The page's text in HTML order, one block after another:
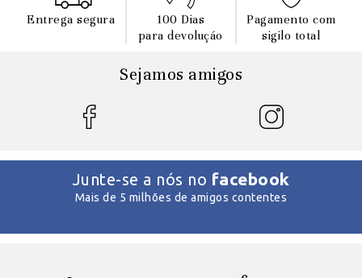
Entrega segura
100 Dias
para devoluçáo
Pagamento com
sigilo total
Sejamos amigos
Junte-se a nós no facebook
Mais de 5 milhões de amigos contentes